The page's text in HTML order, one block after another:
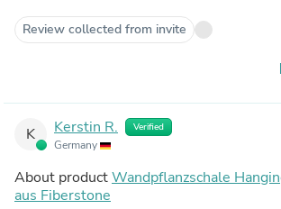
Review collected from invite
K Kerstin R. Verified
Germany
About productWandpflanzschale
aus Fiberstone